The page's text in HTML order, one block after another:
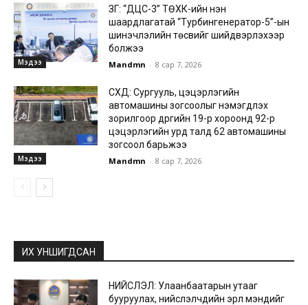
Мэдээ
ЗГ: “ДЦС-3” ТӨХК-ийн нэн
шаардлагатай “Турбингенератор-5”-ын
шинэчлэлийн төсвийг шийдвэрлэхээр
болжээ
Mandmn - 8 сар 7, 2026
Мэдээ
СХД: Сургууль, цэцэрлэгийн
автомашины зогсоолыг нэмэгдүүлэх
зорилгоор дүүргийн 19-р хороонд 92-р
цэцэрлэгийн урд талд 62 автомашины
зогсоол барьжээ
Mandmn - 8 сар 7, 2026
ИХ УНШИГДСАН
НИЙСЛЭЛ: Улаанбаатарын утааг
бууруулах, нийслэлчүүдийн эрүүл мэндийг